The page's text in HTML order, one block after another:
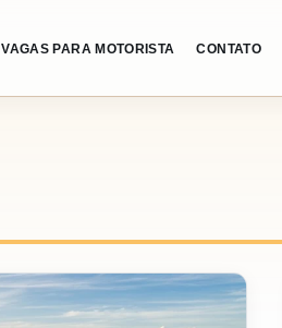
VAGAS PARA MOTORISTA CONTATO